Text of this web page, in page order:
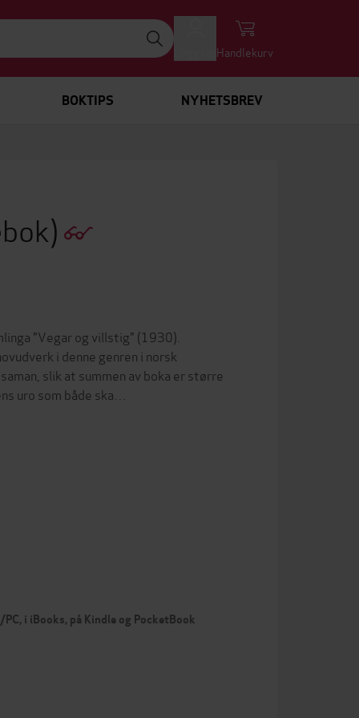
Handlekurv
BOKTIPS NYHETSBREV
"Vegar og villstig" (1930).
i denne genren i norsk
slik at summen av boka er større
uro som både ska…
i iBooks, på Kindle og PocketBook